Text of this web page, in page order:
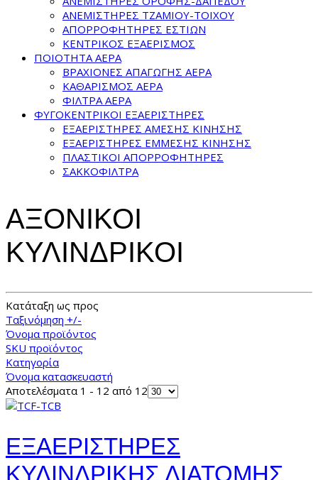
ΑΝΕΜΙΣΤΗΡΕΣ ΤΖΑΜΙΟΥ-ΤΟΙΧΟΥ
ΑΠΟΡΡΟΦΗΤΗΡΕΣ ΕΣΤΙΩΝ
ΚΕΝΤΡΙΚΟΣ ΕΞΑΕΡΙΣΜΟΣ
ΠΟΙΟΤΗΤΑ ΑΕΡΑ
ΒΡΑΧΙΟΝΕΣ ΑΠΑΓΩΓΗΣ ΑΕΡΑ
ΚΑΘΑΡΙΣΜΟΣ ΑΕΡΑ
ΦΙΛΤΡΑ ΑΕΡΑ
ΦΥΓΟΚΕΝΤΡΙΚΟΙ ΕΞΑΕΡΙΣΤΗΡΕΣ
ΕΞΑΕΡΙΣΤΗΡΕΣ ΑΜΕΣΗΣ ΚΙΝΗΣΗΣ
ΕΞΑΕΡΙΣΤΗΡΕΣ ΕΜΜΕΣΗΣ ΚΙΝΗΣΗΣ
ΠΛΑΣΤΙΚΟΙ ΑΠΟΡΡΟΦΗΤΗΡΕΣ
ΣΑΚΚΟΦΙΛΤΡΑ
ΑΞΟΝΙΚΟΙ
ΚΥΛΙΝΔΡΙΚΟΙ
Κατάταξη ως προς
Ταξινόμηση +/-
Όνομα προϊόντος
SKU προϊόντος
Κατηγορία
Όνομα κατασκευαστή
Αποτελέσματα 1 - 12 από 12
ΕΞΑΕΡΙΣΤΗΡΕΣ
ΚΥΛΙΝΔΡΙΚΗΣ ΔΙΑΤΟΜΗΣ